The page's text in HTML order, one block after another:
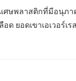
ศษพลาสติกที่มีอนุภ
ด ยอดเขาเอเวอร์เ